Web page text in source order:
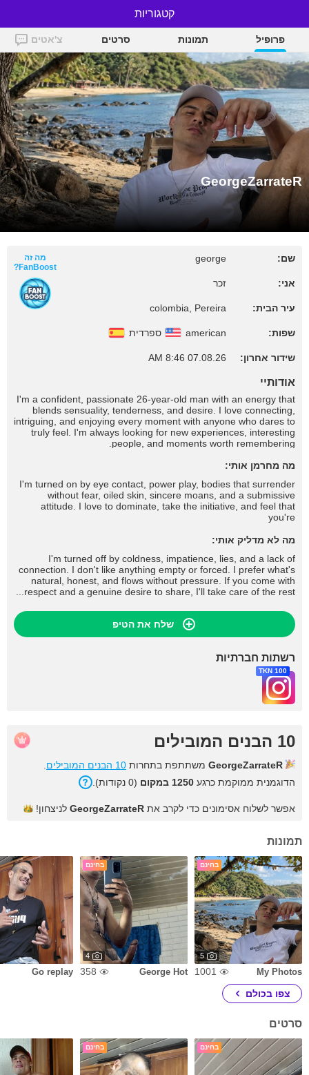
GeorgeZarrateR
פרופיל תמונות סרטים צ'אטים
GeorgeZarrateR
שם: george
אני: זכר
עיר הבית: colombia, Pereira
שפות: american ספרדית
שידור אחרון: 07.08.26 8:46 AM
מה זה
FanBoost?
אודותיי
I'm a confident, passionate 26-year-old man with an energy that
blends sensuality, tenderness, and desire. I love connecting,
intriguing, and enjoying every moment with anyone who dares to
truly feel. I'm always looking for new experiences, interesting
people, and moments worth remembering.
מה מחרמן אותי:
I'm turned on by eye contact, power play, bodies that surrender
without fear, oiled skin, sincere moans, and a submissive
attitude. I love to dominate, take the initiative, and feel that
you're
מה לא מדליק אותי:
I'm turned off by coldness, impatience, lies, and a lack of
connection. I don't like anything empty or forced. I prefer what's
natural, honest, and flows without pressure. If you come with
respect and a genuine desire to share, I'll take care of the rest...
שלח את הטיפ
רשתות חברתיות
100 TKN
10 הבנים המובילים
GeorgeZarrateR משתתפת בתחרות 10 הבנים המובילים
הדוגמנית ממוקמת כרגע 1250 במקום (0 נקודות).
אפשר לשלוח אסימונים כדי לקרב את GeorgeZarrateR לניצחון!
תמונות
בחינם
5
My Photos
1001
בחינם
4
George Hot
358
Go replay
צפו בכולם
סרטים
בחינם בחינם
קטגוריות